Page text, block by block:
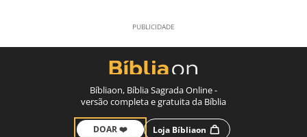
Bíbliaon, Bíblia Sagrada Online -
versão completa e gratuita da Bíblia
DOAR ❤️ Loja Bíbliaon